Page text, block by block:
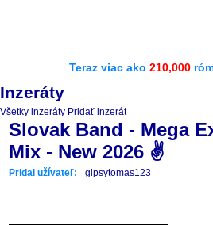
Teraz viac ako 210,000
Inzeráty
Všetky inzeráty Pridať inzerát
Slovak Band - Mega
Mix - New 2026 ✌️
Pridal užívateľ: gipsytomas123